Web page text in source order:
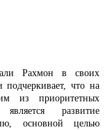
Рахмон в своих
подчеркивает, что на
из приоритетных
развитие
основной целью